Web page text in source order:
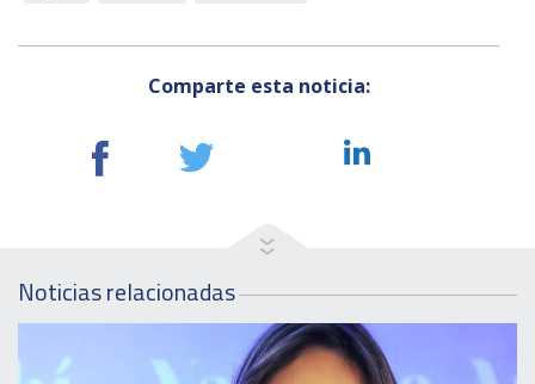
Comparte esta noticia:
Noticias relacionadas